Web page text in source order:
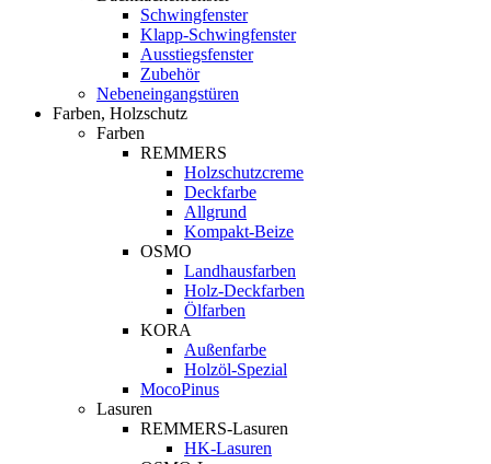
Schwingfenster
Klapp-Schwingfenster
Ausstiegsfenster
Zubehör
Nebeneingangstüren
Farben, Holzschutz
Farben
REMMERS
Holzschutzcreme
Deckfarbe
Allgrund
Kompakt-Beize
OSMO
Landhausfarben
Holz-Deckfarben
Ölfarben
KORA
Außenfarbe
Holzöl-Spezial
MocoPinus
Lasuren
REMMERS-Lasuren
HK-Lasuren